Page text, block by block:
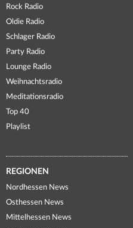
Rock Radio
Oldie Radio
Schlager Radio
Party Radio
Lounge Radio
Weihnachtsradio
Meditationsradio
Top 40
Playlist
REGIONEN
Nordhessen News
Osthessen News
Mittelhessen News